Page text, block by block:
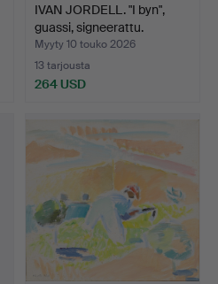
IVAN JORDELL. "I byn",
guassi, signeerattu.
Myyty 10 touko 2026
13 tarjousta
264 USD